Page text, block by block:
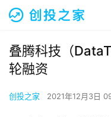
叠腾科技（
轮融资
创投之家 2021年12月3日